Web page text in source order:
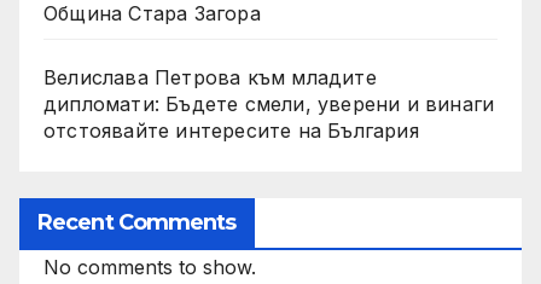
Община Стара Загора
Велислава Петрова към младите
дипломати: Бъдете смели, уверени и винаги
отстоявайте интересите на България
Recent Comments
No comments to show.